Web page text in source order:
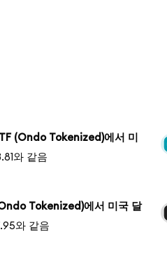
(Ondo Tokenized)에서 미
와 같음
Tokenized)에서 미국 달
와 같음